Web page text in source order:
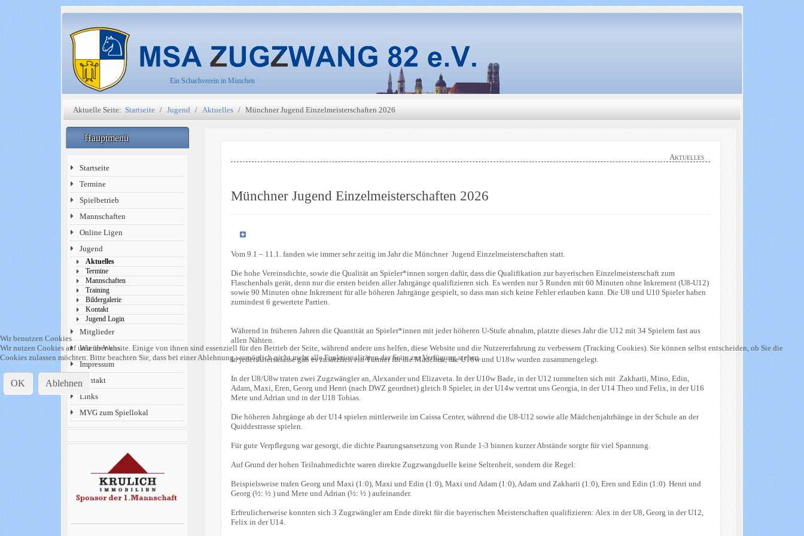
Ein Schachverein in München
Aktuelle Seite:Startseite Jugend Aktuelles Münchner Jugend Einzelmeisterschaften 2026
Hauptmenü
Startseite
Termine
Spielbetrieb
Mannschaften
Online Ligen
Jugend
Aktuelles
Termine
Mannschaften
Training
Bildergalerie
Kontakt
Jugend Login
Mitglieder
Wir über uns
Impressum
Kontakt
Links
MVG zum Spiellokal
Aktuelles
Münchner Jugend Einzelmeisterschaften 2026
Vom 9.1 – 11.1. fanden wie immer sehr zeitig im Jahr die Münchner Jugend Einzelmeisterschaften statt.
Die hohe Vereinsdichte, sowie die Qualität an Spieler*innen sorgen dafür, dass die Qualifikation zur bayerischen Einzelmeisterschaft zum
Flaschenhals gerät, denn nur die ersten beiden aller Jahrgänge qualifizieren sich. Es werden nur 5 Runden mit 60 Minuten ohne Inkrement (U8-U12)
sowie 90 Minuten ohne Inkrement für alle höheren Jahrgänge gespielt, so dass man sich keine Fehler erlauben kann. Die U8 und U10 Spieler haben
zumindest 6 gewertete Partien.
Während in früheren Jahren die Quantität an Spieler*innen mit jeder höheren U-Stufe abnahm, platzte dieses Jahr die U12 mit 34 Spielern fast aus
allen Nähten.
In jeder Altersklasse gab es zusätzlich ein Turnier für die Mädchen, die U16w und U18w wurden zusammengelegt.
In der U8/U8w traten zwei Zugzwängler an, Alexander und Elizaveta. In der U10w Bade, in der U12 tummelten sich mit Zakharii, Mino, Edin,
Adam, Maxi, Eren, Georg und Henri (nach DWZ geordnet) gleich 8 Spieler, in der U14w vertrat uns Georgia, in der U14 Theo und Felix, in der U16
Mete und Adrian und in der U18 Tobias.
Die höheren Jahrgänge ab der U14 spielen mittlerweile im Caissa Center, während die U8-U12 sowie alle Mädchenjahrhänge in der Schule an der
Quiddestrasse spielen.
Für gute Verpflegung war gesorgt, die dichte Paarungsansetzung von Runde 1-3 binnen kurzer Abstände sorgte für viel Spannung.
Auf Grund der hohen Teilnahmedichte waren direkte Zugzwangduelle keine Seltenheit, sondern die Regel:
Beispielsweise trafen Georg und Maxi (1:0), Maxi und Edin (1:0), Maxi und Adam (1:0), Adam und Zakharii (1:0), Eren und Edin (1:0) Henri und
Georg (½: ½ ) und Mete und Adrian (½: ½ ) aufeinander.
Erfreulicherweise konnten sich 3 Zugzwängler am Ende direkt für die bayerischen Meisterschaften qualifizieren: Alex in der U8, Georg in der U12,
Felix in der U14.
Wir benutzen Cookies
Wir nutzen Cookies auf unserer Website. Einige von ihnen sind essenziell für den Betrieb der Seite, während andere uns helfen, diese Website und die Nutzererfahrung zu verbessern (Tracking Cookies). Sie können selbst entscheiden, ob Sie die
Cookies zulassen möchten. Bitte beachten Sie, dass bei einer Ablehnung womöglich nicht mehr alle Funktionalitäten der Seite zur Verfügung stehen.
OK Ablehnen